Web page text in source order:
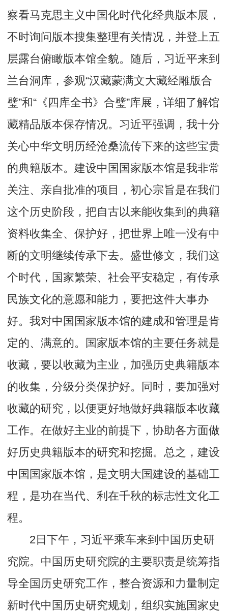
察看马克思主义中国化时代化经典版本展，
不时询问版本搜集整理有关情况，并登上五
层露台俯瞰版本馆全貌。随后，习近平来到
兰台洞库，参观“汉藏蒙满文大藏经雕版合
璧”和“《四库全书》合璧”库展，详细了解馆
藏精品版本保存情况。习近平强调，我十分
关心中华文明历经沧桑流传下来的这些宝贵
的典籍版本。建设中国国家版本馆是我非常
关注、亲自批准的项目，初心宗旨是在我们
这个历史阶段，把自古以来能收集到的典籍
资料收集全、保护好，把世界上唯一没有中
断的文明继续传承下去。盛世修文，我们这
个时代，国家繁荣、社会平安稳定，有传承
民族文化的意愿和能力，要把这件大事办
好。我对中国国家版本馆的建成和管理是肯
定的、满意的。国家版本馆的主要任务就是
收藏，要以收藏为主业，加强历史典籍版本
的收集，分级分类保护好。同时，要加强对
收藏的研究，以便更好地做好典籍版本收藏
工作。在做好主业的前提下，协助各方面做
好历史典籍版本的研究和挖掘。总之，建设
中国国家版本馆，是文明大国建设的基础工
程，是功在当代、利在千秋的标志性文化工
程。
2日下午，习近平乘车来到中国历史研
究院。中国历史研究院的主要职责是统筹指
导全国历史研究工作，整合资源和力量制定
新时代中国历史研究规划，组织实施国家史